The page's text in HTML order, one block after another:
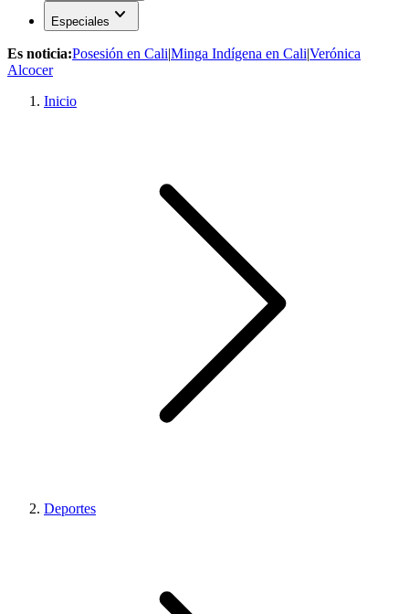
Especiales expand_more
Es noticia:Posesión en Cali|Minga Indígena en Cali|Verónica
Alcocer
Inicio
Deportes